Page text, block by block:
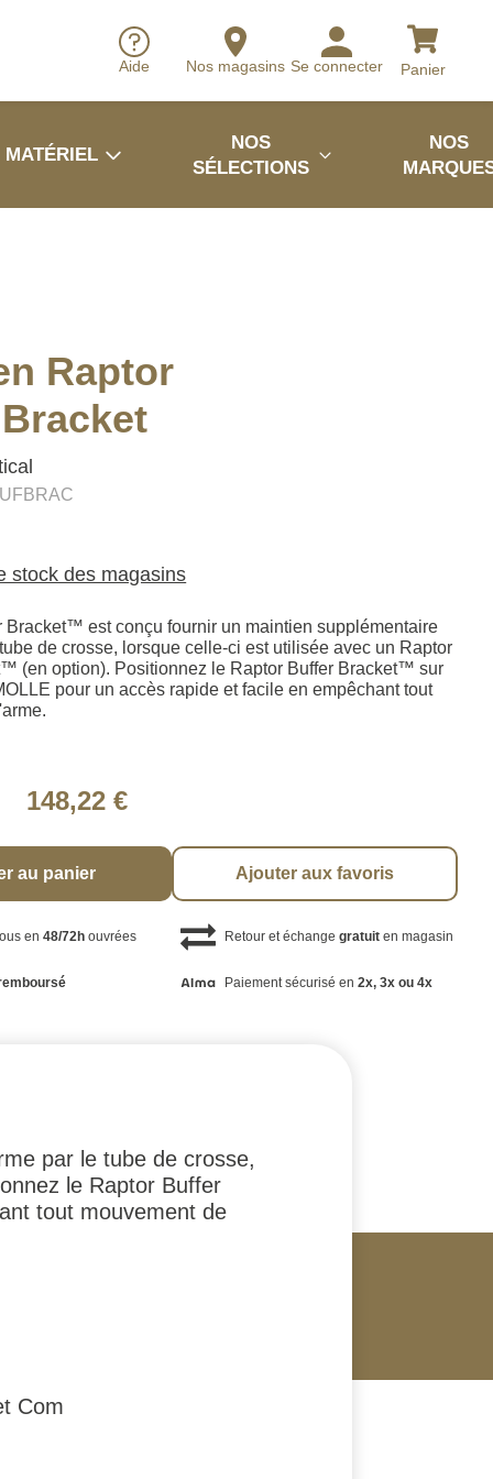
Aide Nos magasins Se connecter Panier
MATÉRIEL
NOS
SÉLECTIONS
NOS
Raptor
stock des magasins
Bracket™ est conçu fournir un maintien supplémentaire
de crosse, lorsque celle-ci est utilisée avec un Raptor
(en option). Positionnez le Raptor Buffer Bracket™ sur
pour un accès rapide et facile en empêchant tout
148,22 €
au panier Ajouter aux favoris
en48/72h ouvrées Retour et échange gratuiten magasin
Paiement sécurisé en 2x, 3x ou 4x
par le tube de crosse,
le Raptor Buffer
tout mouvement de
Com